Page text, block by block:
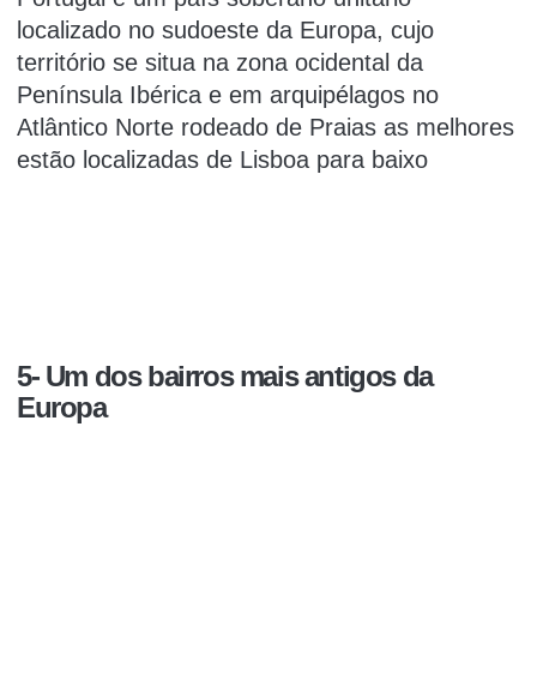
localizado no sudoeste da Europa, cujo
território se situa na zona ocidental da
Península Ibérica e em arquipélagos no
Atlântico Norte rodeado de Praias as melhores
estão localizadas de Lisboa para baixo
5- Um dos bairros mais antigos da
Europa